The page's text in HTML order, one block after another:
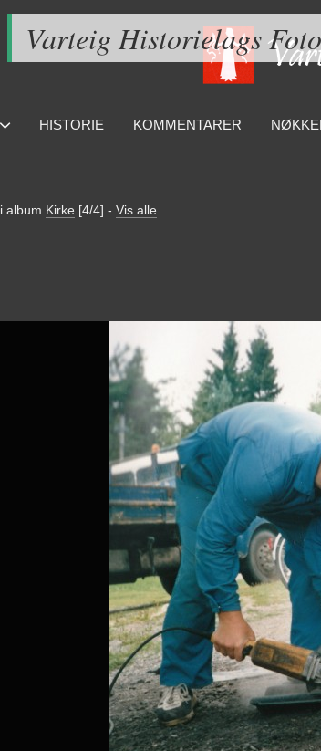
Varteig Historielags
HISTORIE KOMMENTARER
i album Kirke [4/4] - Vis alle